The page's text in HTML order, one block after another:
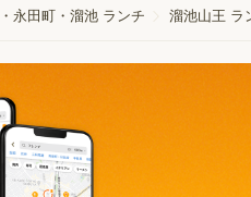
永田町・溜池 ランチ 溜池山王 ラ